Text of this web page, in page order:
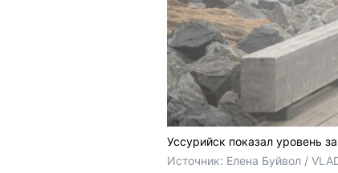
Уссурийск показал уровень
Источник: Елена Буйвол /